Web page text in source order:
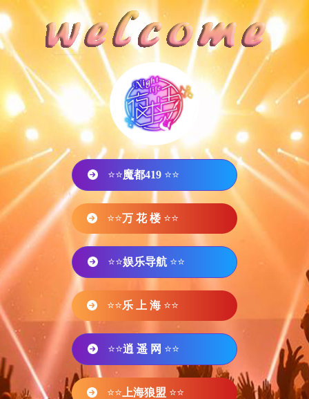
⭐⭐魔都419 ⭐⭐
⭐⭐万 花 楼 ⭐⭐
⭐⭐娱乐导航 ⭐⭐
⭐⭐乐 上 海 ⭐⭐
⭐⭐逍 遥 网 ⭐⭐
⭐⭐ 上海狼盟 ⭐⭐